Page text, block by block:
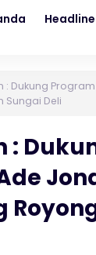
Headline
: Dukung
Sungai Deli
: